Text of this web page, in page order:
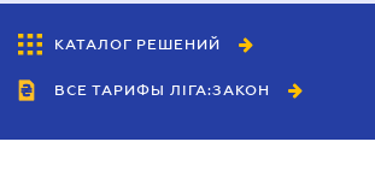
КАТАЛОГ РЕШЕНИЙ
ВСЕ ТАРИФЫ ЛІГА:ЗАКОН